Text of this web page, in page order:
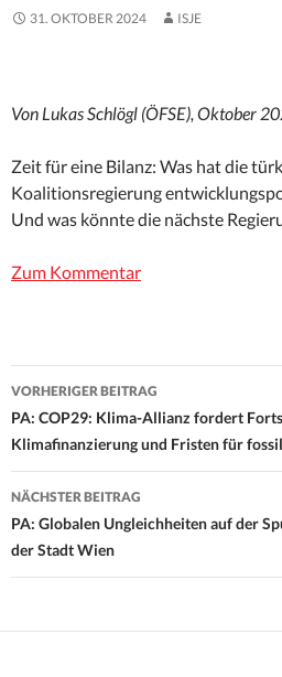
31. OKTOBER 2024 ISJE
Von Lukas Schlögl (ÖFSE), Oktober
Zeit für eine Bilanz: Was hat die
Koalitionsregierung
Und was könnte die nächste
Zum Kommentar
Beitrags-
Navigation
VORHERIGER BEITRAG
PA: COP29: Klima-Allianz fordert
Klimafinanzierung und Fristen für
NÄCHSTER BEITRAG
PA: Globalen Ungleichheiten auf der
der Stadt Wien